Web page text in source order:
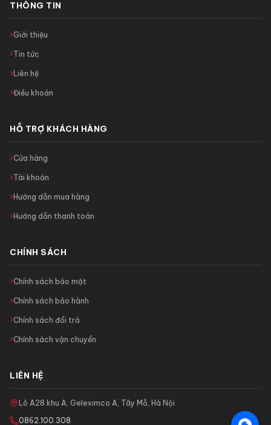
THÔNG TIN
Giới thiệu
Tin tức
Liên hệ
Điều khoản
HỖ TRỢ KHÁCH HÀNG
Cửa hàng
Tài khoản
Hướng dẫn mua hàng
Hướng dẫn thanh toán
CHÍNH SÁCH
Chính sách bảo mật
Chính sách bảo hành
Chính sách đổi trả
Chính sách vận chuyển
LIÊN HỆ
Lô A28 khu A, Geleximco A, Tây Mỗ, Hà Nội
0862.100.308